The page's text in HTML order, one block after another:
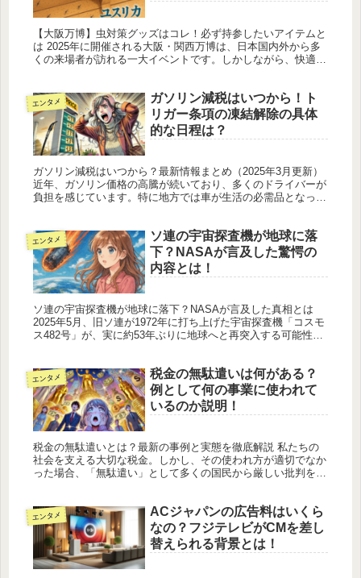
【大阪万博】虫対策グッズはコレ！必ず持参したいアイテムと
は 2025年に開催される大阪・関西万博は、日本国内外から多
くの来場者が訪れる一大イベントです。しかしながら、快適な
エンタメ
ガソリン減税はいつから！ト
リガー条項の凍結解除の具体
的な日程は？
ガソリン減税はいつから？最新情報まとめ（2025年3月更新）
近年、ガソリン価格の高騰が続いており、多くのドライバーが
負担を感じています。特に地方では車が生活の必需品となって
エンタメ
ソ連の宇宙探査機が地球に落
下？NASAが言及した驚愕の
内容とは！
ソ連の宇宙探査機が地球に落下？NASAが言及した真相とは
2025年5月、旧ソ連が1972年に打ち上げた宇宙探査機「コスモ
ス482号」が、実に約53年ぶりに地球へと再突入する可能性が
エンタメ
税金の無駄遣いは何がある？
例として何の事業に使われて
いるのか説明！
税金の無駄遣いとは？最新の事例と実態を徹底解説 私たちの
社会を支える大切な税金。しかし、その使われ方が適切でなか
った場合、「無駄遣い」として多くの国民から厳しい批判を受
エンタメ
ACジャパンの広告料はいくら
なの？フジテレビがCMを差し
替えられる背景とは！